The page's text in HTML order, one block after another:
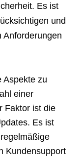
Es ist
und
Anforderungen
Aspekte zu
einer
Faktor ist die
Es ist
Kundensupport